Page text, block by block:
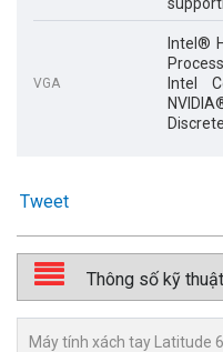
VGA
Intel®
Intel
Tweet
Thông số kỹ thuật
Máy tính xách tay Latitude